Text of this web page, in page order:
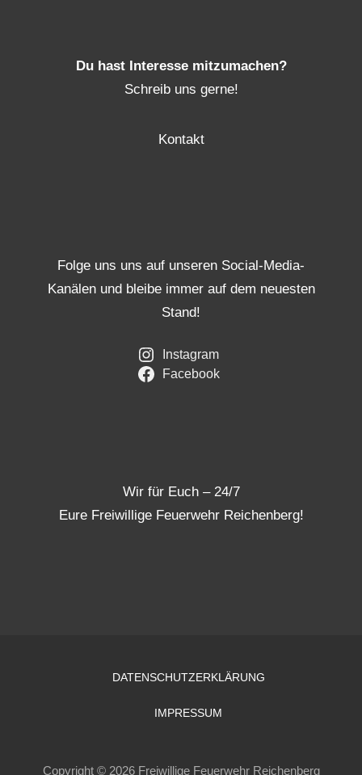
Du hast Interesse mitzumachen?
Schreib uns gerne!
Kontakt
Folge uns uns auf unseren Social-Media-
Kanälen und bleibe immer auf dem neuesten
Stand!
Instagram
Facebook
Wir für Euch – 24/7
Eure Freiwillige Feuerwehr Reichenberg!
DATENSCHUTZERKLÄRUNG
IMPRESSUM
Copyright © 2026 Freiwillige Feuerwehr Reichenberg